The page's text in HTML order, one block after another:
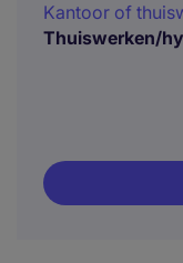
Kantoor of
Thuiswerken/